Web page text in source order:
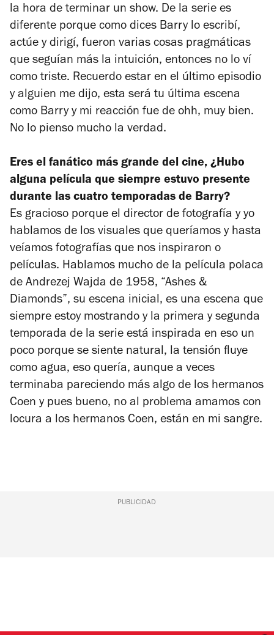
la hora de terminar un show. De la serie es
diferente porque como dices Barry lo escribí,
actúe y dirigí, fueron varias cosas pragmáticas
que seguían más la intuición, entonces no lo ví
como triste. Recuerdo estar en el último episodio
y alguien me dijo, esta será tu última escena
como Barry y mi reacción fue de ohh, muy bien.
No lo pienso mucho la verdad.
Eres el fanático más grande del cine, ¿Hubo
alguna película que siempre estuvo presente
durante las cuatro temporadas de Barry?
Es gracioso porque el director de fotografía y yo
hablamos de los visuales que queríamos y hasta
veíamos fotografías que nos inspiraron o
películas. Hablamos mucho de la película polaca
de Andrezej Wajda de 1958, “Ashes &
Diamonds”, su escena inicial, es una escena que
siempre estoy mostrando y la primera y segunda
temporada de la serie está inspirada en eso un
poco porque se siente natural, la tensión fluye
como agua, eso quería, aunque a veces
terminaba pareciendo más algo de los hermanos
Coen y pues bueno, no al problema amamos con
locura a los hermanos Coen, están en mi sangre.
PUBLICIDAD